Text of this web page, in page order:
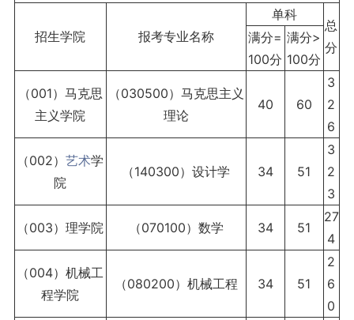
招生学院 报考专业名称
单科
总
分
满分=
100分
满分>
100分
（001）马克思
主义学院
（030500）马克思主义
理论
40 60
3
2
6
（002）艺术学
院
（140300）设计学 34 51
3
2
3
（003）理学院 （070100）数学 34 51
27
4
（004）机械工
程学院
（080200）机械工程 34 51
2
6
0